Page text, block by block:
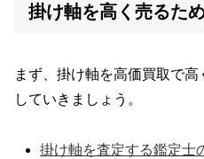
掛け軸を高く売るた
まず、掛け軸を高価買取で
していきましょう。
掛け軸を査定する鑑定士